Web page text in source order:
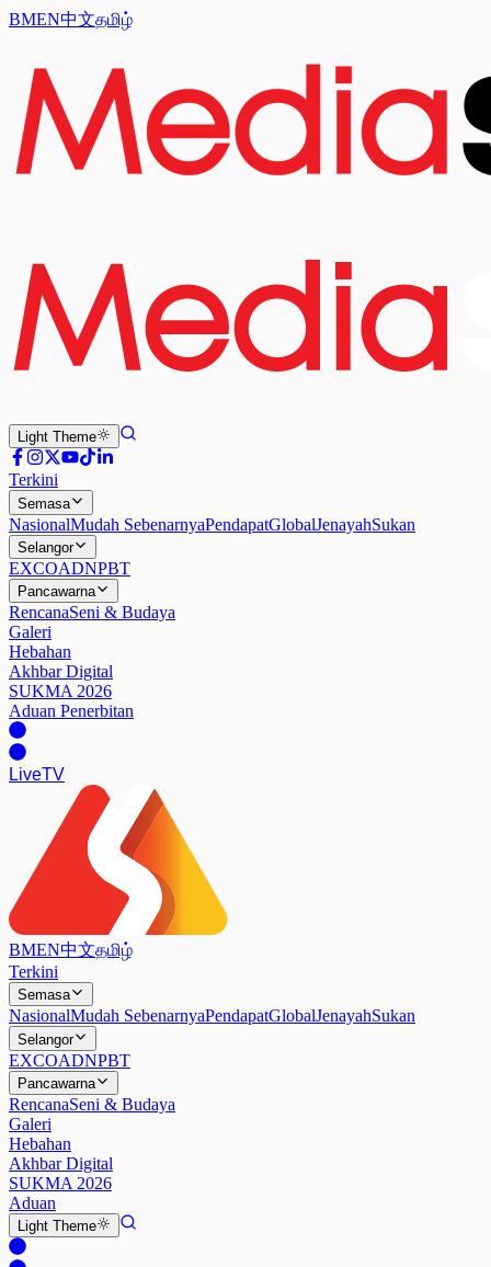
BMEN中文தமிழ்
Light Theme
Terkini
Semasa
NasionalMudah SebenarnyaPendapatGlobalJenayahSukan
Selangor
EXCOADNPBT
Pancawarna
RencanaSeni & Budaya
Galeri
Hebahan
Akhbar Digital
SUKMA 2026
Aduan Penerbitan
LiveTV
BMEN中文தமிழ்
Terkini
Semasa
NasionalMudah SebenarnyaPendapatGlobalJenayahSukan
Selangor
EXCOADNPBT
Pancawarna
RencanaSeni & Budaya
Galeri
Hebahan
Akhbar Digital
SUKMA 2026
Aduan
Light Theme